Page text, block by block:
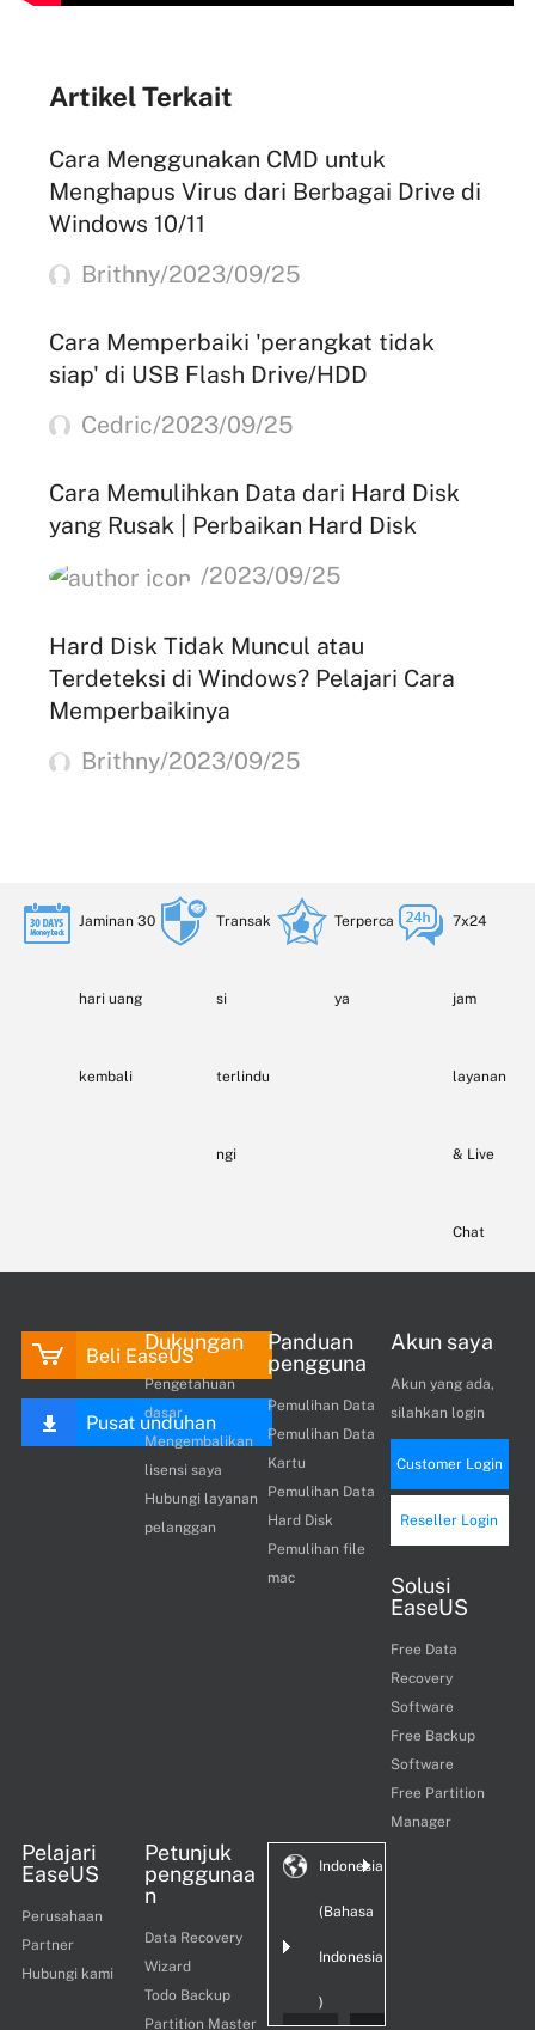
Artikel Terkait
Cara Menggunakan CMD untuk
Menghapus Virus dari Berbagai Drive di
Windows 10/11
Brithny/2023/09/25
Cara Memperbaiki 'perangkat tidak
siap' di USB Flash Drive/HDD
Cedric/2023/09/25
Cara Memulihkan Data dari Hard Disk
yang Rusak | Perbaikan Hard Disk
/2023/09/25
Hard Disk Tidak Muncul atau
Terdeteksi di Windows? Pelajari Cara
Memperbaikinya
Brithny/2023/09/25
Jaminan 30
hari uang
kembali
Transak
si
terlindu
ngi
Terperca
ya
7x24
jam
layanan
& Live
Chat
Beli EaseUS
Pusat unduhan
Dukungan
Pengetahuan
dasar
Mengembalikan
lisensi saya
Hubungi layanan
pelanggan
Panduan
pengguna
Pemulihan Data
Pemulihan Data
Kartu
Pemulihan Data
Hard Disk
Pemulihan file
mac
Akun saya
Akun yang ada,
silahkan login
Customer Login
Reseller Login
Solusi
EaseUS
Free Data
Recovery
Software
Free Backup
Software
Free Partition
Manager
Pelajari
EaseUS
Perusahaan
Partner
Hubungi kami
Petunjuk
penggunaa
n
Data Recovery
Wizard
Todo Backup
Partition Master
Indonesia
(Bahasa
Indonesia
)